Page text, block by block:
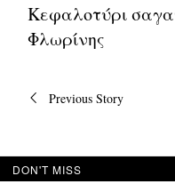
Κεφαλοτύρι
Φλωρίνης
Πλοήγηση
Previous Story
DON'T MISS